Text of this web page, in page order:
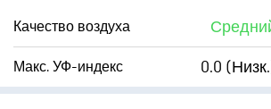
Качество воздуха
Макс. УФ-индекс 0.0
AccuLumen Brightness Index™